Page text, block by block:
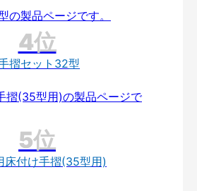
摺セット32型
床付け手摺(35型用)